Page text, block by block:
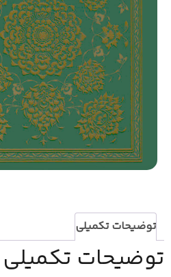
توضیحات تکمیلی
توضیحات تکمیلی